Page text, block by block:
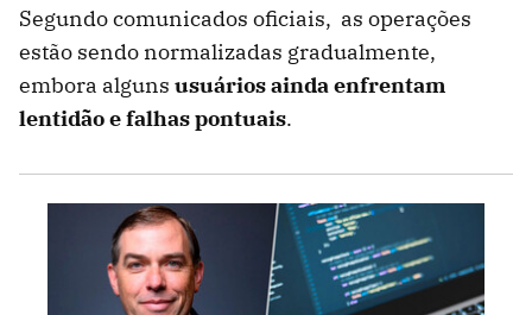
Segundo comunicados oficiais, as operações
estão sendo normalizadas gradualmente,
embora alguns usuários ainda enfrentam
lentidão e falhas pontuais.